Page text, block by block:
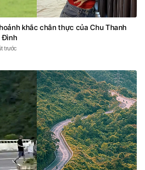
khắc chân thực của Chu Thanh
Đình
trước